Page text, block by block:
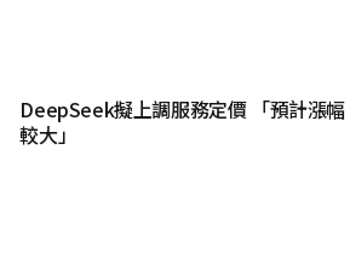
DeepSeek擬上調服務定價 「預計漲幅
較大」